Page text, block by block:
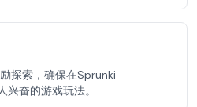
探索，确保在Sprunki
奋的游戏玩法。